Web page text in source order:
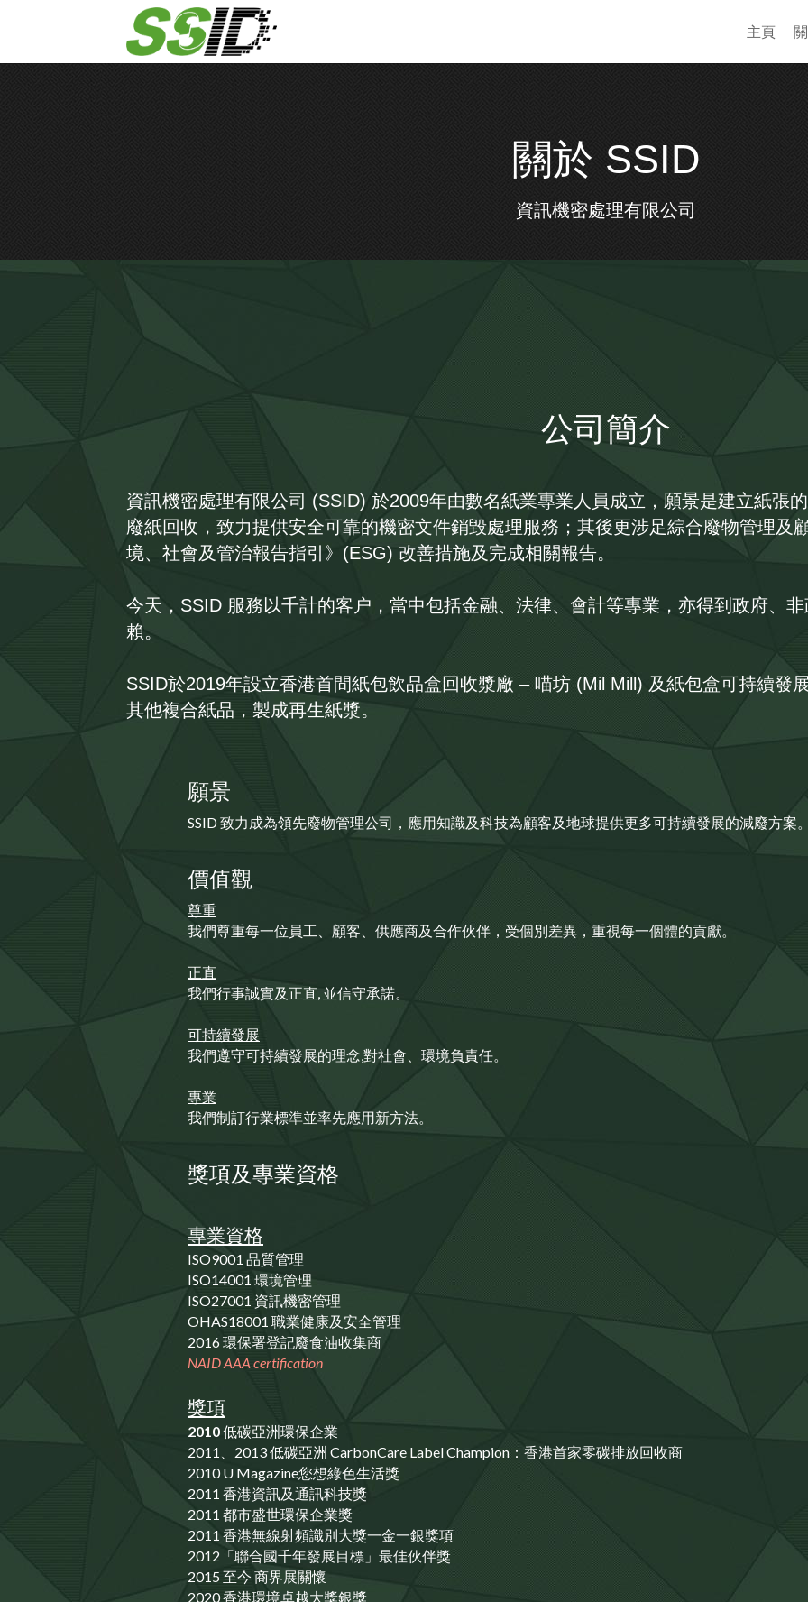
主頁
關於 SSID
資訊機密處理有限公司
公司簡介
資訊機密處理有限公司 (SSID) 於2009年由數名紙業專業人員成立，願景是建立紙張
廢紙回收，致力提供安全可靠的機密文件銷毀處理服務；其後更涉足綜合廢物管理及
境、社會及管治報告指引》(ESG) 改善措施及完成相關報告。
今天，SSID 服務以千計的客户，當中包括金融、法律、會計等專業，亦得到政府、
賴。
SSID於2019年設立香港首間紙包飲品盒回收漿廠 – 喵坊 (Mil Mill) 及紙包盒可持續發
其他複合紙品，製成再生紙漿。
願景
SSID 致力成為領先廢物管理公司，應用知識及科技為顧客及地球提供更多可持續發展的減廢方案
價值觀
尊重
我們尊重每一位員工、顧客、供應商及合作伙伴，受個別差異，重視每一個體的貢獻。
正直
我們行事誠實及正直, 並信守承諾。
可持續發展
我們遵守可持續發展的理念,對社會、環境負責任。
專業
我們制訂行業標準並率先應用新方法。
獎項及專業資格
專業資格
ISO9001 品質管理
ISO14001 環境管理
ISO27001 資訊機密管理
OHAS18001 職業健康及安全管理
2016 環保署登記廢食油收集商
NAID AAA certification
獎項
2010 低碳亞洲環保企業
2011、2013 低碳亞洲 CarbonCare Label Champion：香港首家零碳排放回收商
2010 U Magazine您想綠色生活獎
2011 香港資訊及通訊科技獎
2011 都市盛世環保企業獎
2011 香港無線射頻識別大獎一金一銀獎項
2012「聯合國千年發展目標」最佳伙伴獎
2015 至今 商界展關懷
2020 香港環境卓越大獎銀獎